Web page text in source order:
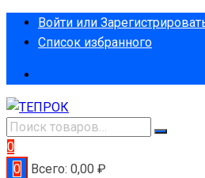
ПерейтиВойти или
Список избранного
0
0
Всего: 0,00 ₽